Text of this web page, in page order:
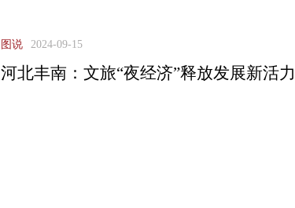
图说 2024-09-15
河北丰南：文旅“夜经济”释放发展新活力